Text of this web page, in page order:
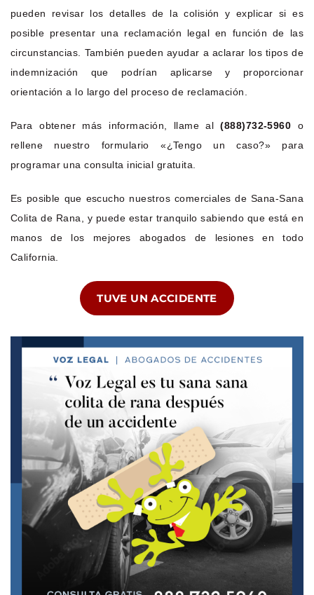
pueden revisar los detalles de la colisión y explicar si es
posible presentar una reclamación legal en función de las
circunstancias. También pueden ayudar a aclarar los tipos de
indemnización que podrían aplicarse y proporcionar
orientación a lo largo del proceso de reclamación.
Para obtener más información, llame al(888)732-5960 o
rellene nuestro formulario «¿Tengo un caso?» para
programar una consulta inicial gratuita.
Es posible que escucho nuestros comerciales de Sana-Sana
Colita de Rana, y puede estar tranquilo sabiendo que está en
manos de los mejores abogados de lesiones en todo
California.
TUVE UN ACCIDENTE